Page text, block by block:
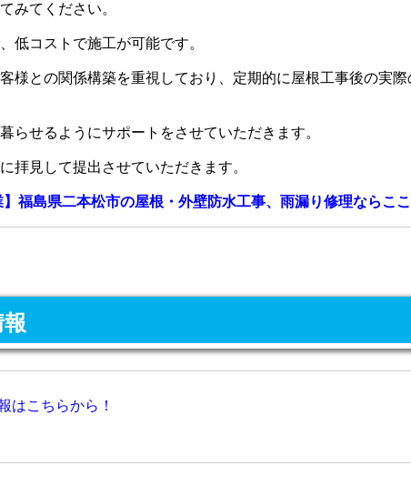
みてください。
低コストで施工が可能です。
様との関係構築を重視しており、定期的に屋根工事後の実
らせるようにサポートをさせていただきます。
拝見して提出させていただきます。
】福島県二本松市の屋根・外壁防水工事、雨漏り修理ならこ
はこちらから！